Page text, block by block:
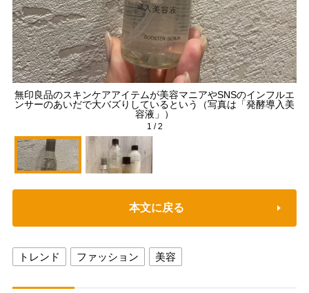
無印良品のスキンケアアイテムが美容マニアやSNSのインフルエ
ンサーのあいだで大バズりしているという（写真は「発酵導入美
容液」）
1 /2
本文に戻る
トレンド ファッション 美容